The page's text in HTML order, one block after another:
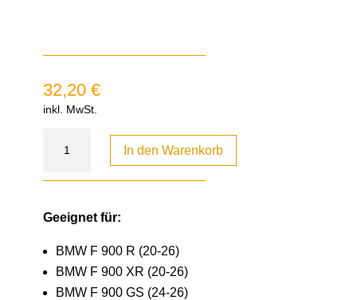
32,20 €
inkl. MwSt.
In den Warenkorb
Geeignet für:
BMW F 900 R (20-26)
BMW F 900 XR (20-26)
BMW F 900 GS (24-26)